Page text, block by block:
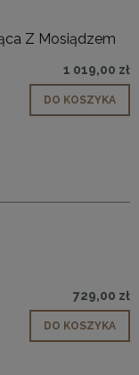
Z Mosiądzem
1 019,00 zł
DO KOSZYKA
729,00 zł
DO KOSZYKA